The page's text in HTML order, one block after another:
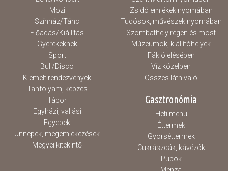
Mozi
Színház/Tánc
Előadás/Kiállítás
Gyerekeknek
Sport
Buli/Disco
Kiemelt rendezvények
Tanfolyam, képzés
Tábor
Egyházi, vallási
Egyebek
Ünnepek, megemlékezések
Megyei kitekintő
Zsidó emlékek nyomában
Tudósok, művészek nyomában
Szombathely régen és most
Múzeumok, kiállítóhelyek
Fák ölelésében
Víz közelben
Összes látnivaló
Gasztronómia
Heti menü
Éttermek
Gyorséttermek
Cukrászdák, kávézók
Pubok